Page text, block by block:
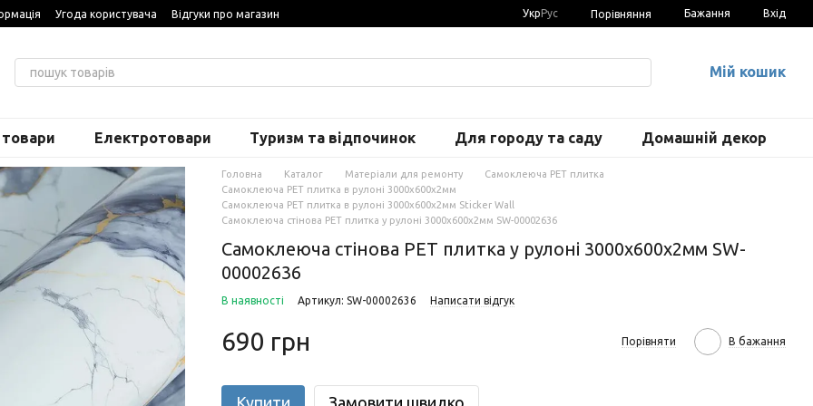
Угода користувача Відгуки про магазин УкрРус Порівняння Бажання Вхід
Мій кошик
Електротовари Туризм та відпочинок Для городу та саду Домашній декор
Головна Каталог Матеріали для ремонту
Самоклеюча PET плитка
Самоклеюча PET плитка в рулоні 3000х600х2мм
Самоклеюча PET плитка в рулоні 3000х600х2мм Sticker Wall
Самоклеюча стінова PET плитка у рулоні 3000х600х2мм SW-00002636
Самоклеюча стінова PET плитка у рулоні 3000х600х2мм SW-
00002636
В наявності Артикул: SW-00002636 Написати відгук
690 грн Порівняти В бажання
Купити Замовити швидко